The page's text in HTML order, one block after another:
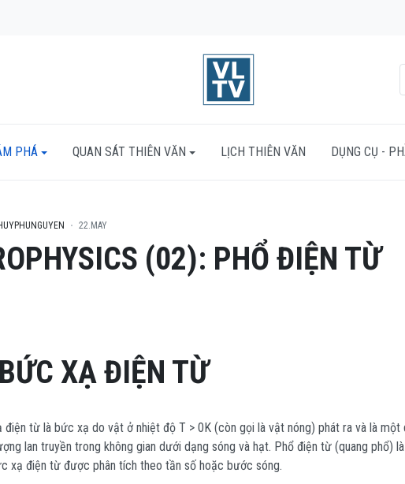
PHÁ QUAN SÁT THIÊN VĂN LỊCH THIÊN VĂN DỤNG CỤ -
22.MAY
(02): PHỔ ĐIỆN TỪ
XẠ ĐIỆN TỪ
điện từ là bức xạ do vật ở nhiệt độ T > 0K (còn gọi là vật nóng) phát ra và là một
lan truyền trong không gian dưới dạng sóng và hạt. Phổ điện từ (quang phổ)
xạ điện từ được phân tích theo tần số hoặc bước sóng.